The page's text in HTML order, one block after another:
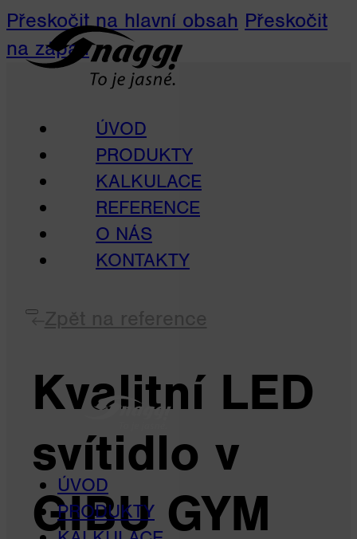
Přeskočit na hlavní obsah Přeskočit
na zápatí
ÚVOD
PRODUKTY
KALKULACE
REFERENCE
O NÁS
KONTAKTY
ÚVOD
PRODUKTY
Kvalitní LED
svítidlo v
GIBU GYM